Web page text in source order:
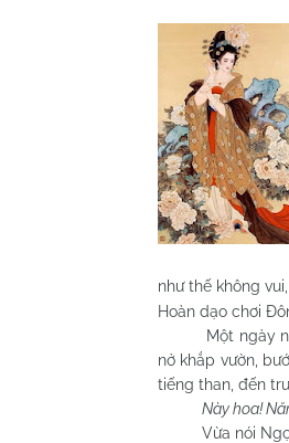
như thế không
Hoàn dạo chơi
Một ngày nọ,
nở khắp vườn,
tiếng than, đến
Này hoa!
Vừa nói Ngọc